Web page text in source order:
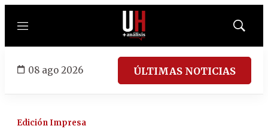
Menú
Mostrar
08 ago 2026 ÚLTIMAS NOTICIAS
Edición Impresa